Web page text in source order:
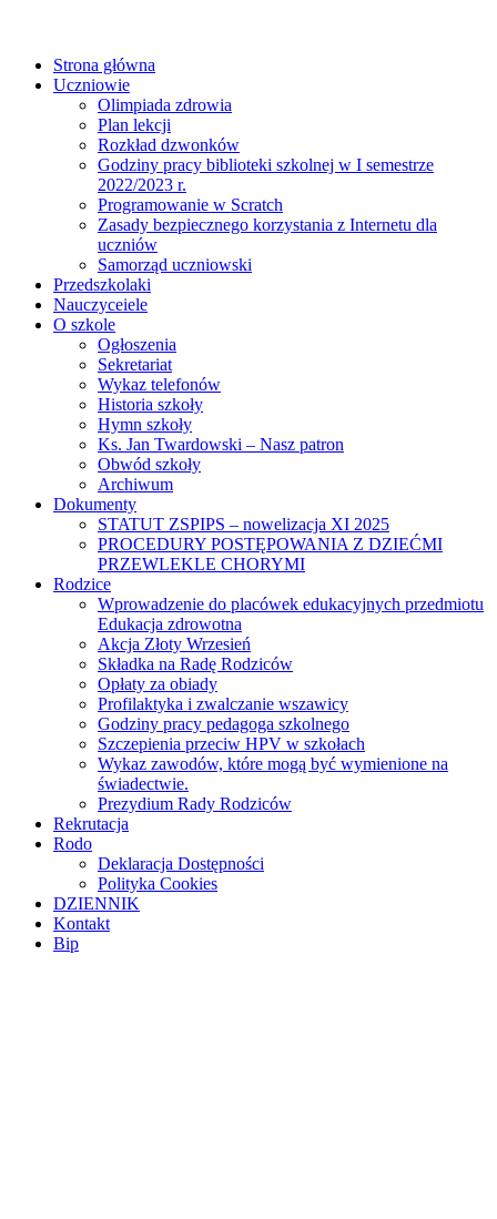
Strona główna
Uczniowie
Olimpiada zdrowia
Plan lekcji
Rozkład dzwonków
Godziny pracy biblioteki szkolnej w I semestrze
2022/2023 r.
Programowanie w Scratch
Zasady bezpiecznego korzystania z Internetu dla
uczniów
Samorząd uczniowski
Przedszkolaki
Nauczyceiele
O szkole
Ogłoszenia
Sekretariat
Wykaz telefonów
Historia szkoły
Hymn szkoły
Ks. Jan Twardowski – Nasz patron
Obwód szkoły
Archiwum
Dokumenty
STATUT ZSPIPS – nowelizacja XI 2025
PROCEDURY POSTĘPOWANIA Z DZIEĆMI
PRZEWLEKLE CHORYMI
Rodzice
Wprowadzenie do placówek edukacyjnych przedmiotu
Edukacja zdrowotna
Akcja Złoty Wrzesień
Składka na Radę Rodziców
Opłaty za obiady
Profilaktyka i zwalczanie wszawicy
Godziny pracy pedagoga szkolnego
Szczepienia przeciw HPV w szkołach
Wykaz zawodów, które mogą być wymienione na
świadectwie.
Prezydium Rady Rodziców
Rekrutacja
Rodo
Deklaracja Dostępności
Polityka Cookies
DZIENNIK
Kontakt
Bip